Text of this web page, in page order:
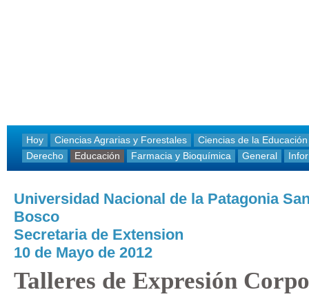
Hoy Ciencias Agrarias y Forestales
Ciencias de la Educación
Derecho
Educación Farmacia y Bioquímica General
Universidad Nacional de la Patagonia
Bosco
Secretaria de Extension
10 de Mayo de 2012
Talleres de Expresión